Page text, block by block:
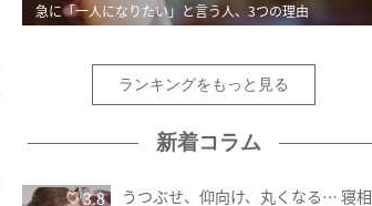
急に「一人になりたい」と言う人、3つの理由
ランキングをもっと見る
新着コラム
3.8
うつぶせ、仰向け、丸くなる… 寝相